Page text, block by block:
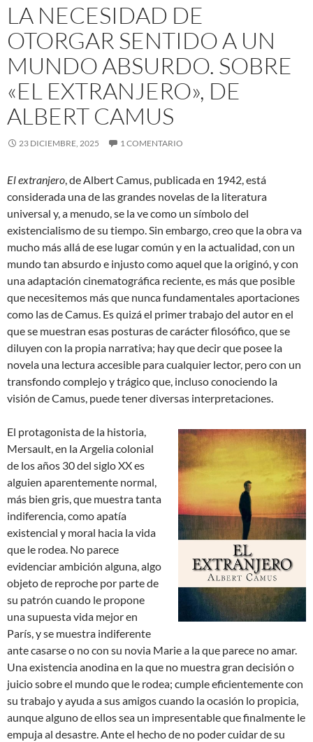
LA NECESIDAD DE
OTORGAR SENTIDO A UN
MUNDO ABSURDO. SOBRE
«EL EXTRANJERO», DE
ALBERT CAMUS
23 DICIEMBRE, 2025 1 COMENTARIO
El extranjero, de Albert Camus, publicada en 1942, está
considerada una de las grandes novelas de la literatura
universal y, a menudo, se la ve como un símbolo del
existencialismo de su tiempo. Sin embargo, creo que la obra va
mucho más allá de ese lugar común y en la actualidad, con un
mundo tan absurdo e injusto como aquel que la originó, y con
una adaptación cinematográfica reciente, es más que posible
que necesitemos más que nunca fundamentales aportaciones
como las de Camus. Es quizá el primer trabajo del autor en el
que se muestran esas posturas de carácter filosófico, que se
diluyen con la propia narrativa; hay que decir que posee la
novela una lectura accesible para cualquier lector, pero con un
transfondo complejo y trágico que, incluso conociendo la
visión de Camus, puede tener diversas interpretaciones.
El protagonista de la historia,
Mersault, en la Argelia colonial
de los años 30 del siglo XX es
alguien aparentemente normal,
más bien gris, que muestra tanta
indiferencia, como apatía
existencial y moral hacia la vida
que le rodea. No parece
evidenciar ambición alguna, algo
objeto de reproche por parte de
su patrón cuando le propone
una supuesta vida mejor en
París, y se muestra indiferente
ante casarse o no con su novia Marie a la que parece no amar.
Una existencia anodina en la que no muestra gran decisión o
juicio sobre el mundo que le rodea; cumple eficientemente con
su trabajo y ayuda a sus amigos cuando la ocasión lo propicia,
aunque alguno de ellos sea un impresentable que finalmente le
empuja al desastre. Ante el hecho de no poder cuidar de su